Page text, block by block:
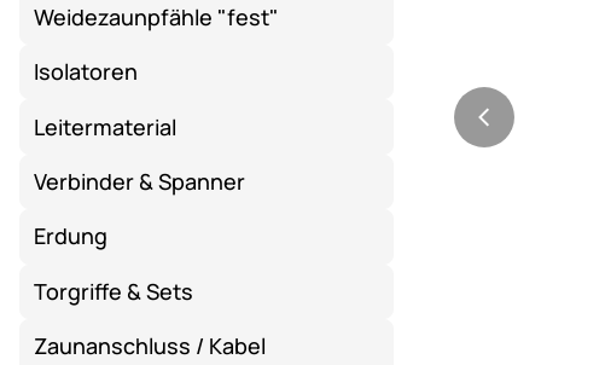
Weidezaunpfähle "fest"
Isolatoren
Leitermaterial
Verbinder & Spanner
Erdung
Torgriffe & Sets
Zaunanschluss / Kabel